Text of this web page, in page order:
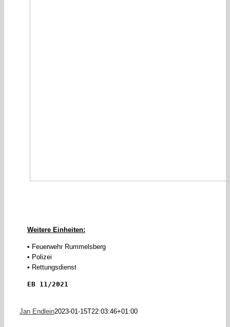
Weitere Einheiten:
• Feuerwehr Rummelsberg
• Polizei
• Rettungsdienst
EB 11/2021
Jan Endlein2023-01-15T22:03:46+01:00